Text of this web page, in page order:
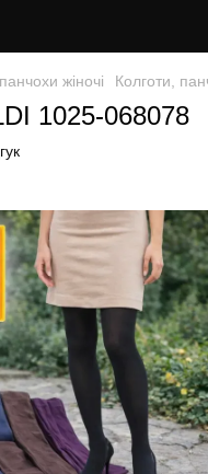
жіночі Колготи,
1025-068078